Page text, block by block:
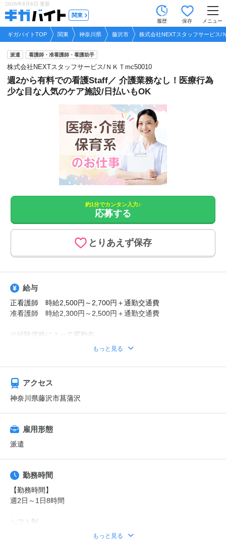
2026年8月6日 更新
関東
履歴 保存 メニュー
ギガバイトTOP 関東 神奈川県 藤沢市 株式会社NEXTスタッフサービス/
派遣 看護師・准看護師・看護助手
株式会社NEXTスタッフサービス/ＮＫＴmc50010
週2から有料での看護Staff／ 介護業務なし！医療行為
少な目な人気のケア施設/日払いもOK
約1分でカンタン入力♪
応募する
とりあえず保存
給与
正看護師 時給2,500円～2,700円＋通勤交通費
准看護師 時給2,300円～2,500円＋通勤交通費
※経験資格によって変動有
月収例：時給2700円、1日8h、22日勤務=47万5200円
もっと見る
アクセス
神奈川県藤沢市菖蒲沢
雇用形態
派遣
勤務時間
【勤務時間】
週2日～1日8時間
シフト制
時短や曜日固定などの希望もご相談ください。
もっと見る